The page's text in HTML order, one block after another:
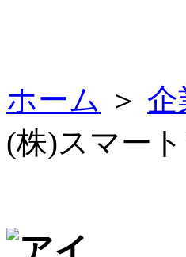
ホーム ＞ 企
(株)スマー